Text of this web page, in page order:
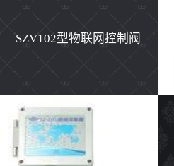
SZV102型物联网控制阀